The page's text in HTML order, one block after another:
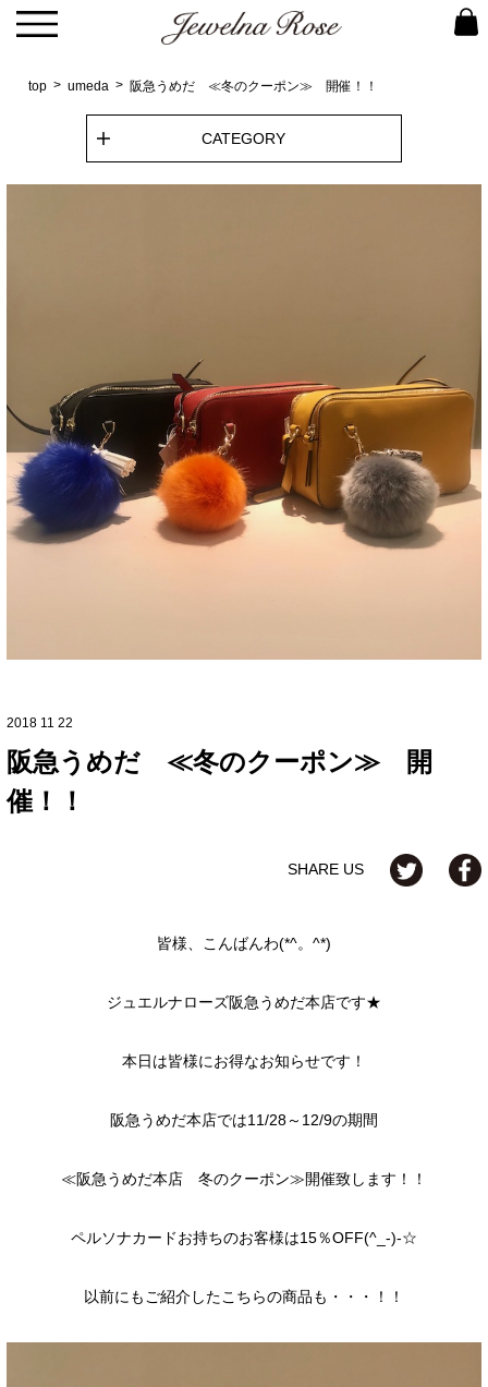
top umeda 阪急うめだ ≪冬のクーポン≫ 開催！！
CATEGORY
2018 11 22
阪急うめだ ≪冬のクーポン≫ 開
催！！
SHARE US
皆様、こんばんわ(*^。^*)
ジュエルナローズ阪急うめだ本店です★
本日は皆様にお得なお知らせです！
阪急うめだ本店では11/28～12/9の期間
≪阪急うめだ本店 冬のクーポン≫開催致します！！
ペルソナカードお持ちのお客様は15％OFF(^_-)-☆
以前にもご紹介したこちらの商品も・・・！！